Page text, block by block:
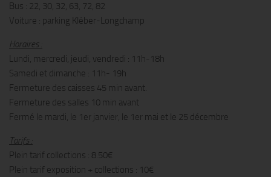
Bus : 22, 30, 32, 63, 72, 82
Voiture : parking Kléber-Longchamp
Horaires :
Lundi, mercredi, jeudi, vendredi : 11h-18h
Samedi et dimanche : 11h- 19h
Fermeture des caisses 45 min avant.
Fermeture des salles 10 min avant
Fermé le mardi, le 1er janvier, le 1er mai et le 25 décembre
Tarifs :
Plein tarif collections : 8.50€
Plein tarif exposition + collections : 10€